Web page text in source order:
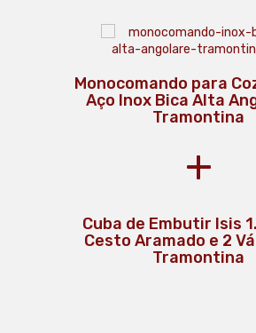
Monocomando para
Aço Inox Bica Alta
Tramontina
+
Cuba de Embutir Isis
Cesto Aramado e 2
Tramontina
Lixeira Inox com Pedal e